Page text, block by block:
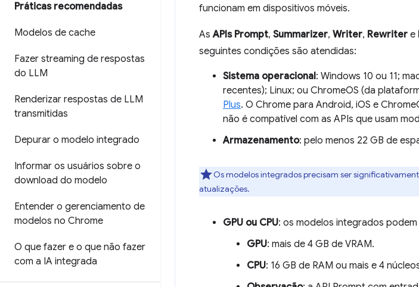
Práticas recomendadas
Modelos de cache
Fazer streaming de respostas
do LLM
Renderizar respostas de LLM
transmitidas
Depurar o modelo integrado
Informar os usuários sobre o
download do modelo
Entender o gerenciamento de
modelos no Chrome
O que fazer e o que não fazer
com a IA integrada
funcionam em dispositivos móveis.
AsAPIs Prompt, Summarizer, Writer, Rewriter e
seguintes condições são atendidas:
Sistema operacional: Windows 10 ou 11;
recentes); Linux; ou ChromeOS (da
Plus. O Chrome para Android, iOS e
não é compatível com as APIs que usam
Armazenamento: pelo menos 22 GB de
Os modelos integrados precisam ser
atualizações.
GPU ou CPU: os modelos integrados
GPU: mais de 4 GB de VRAM.
CPU: 16 GB de RAM ou mais e 4